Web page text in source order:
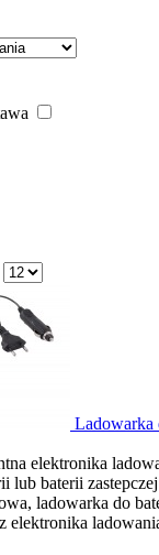
Ladowarka
elektronika
lub baterii
ladowarka do
elektronika